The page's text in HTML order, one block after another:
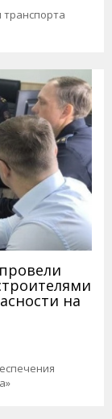
транспорта
на